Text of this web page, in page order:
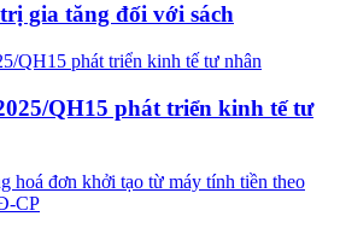
gia tăng đối với sách
QH15 phát triển kinh tế tư